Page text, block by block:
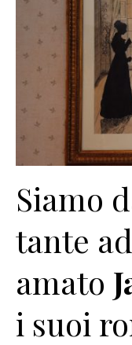
Siamo
tante
amato
i suoi